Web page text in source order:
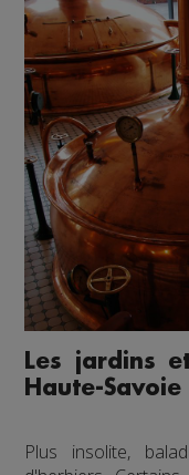
Les jardins
Haute-Savoie
Plus insolite,